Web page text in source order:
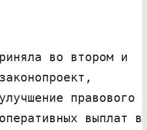
во втором и
правового
выплат в